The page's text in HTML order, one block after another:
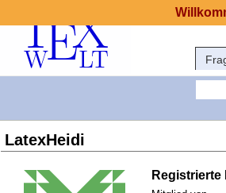
LatexHeidi
Registrierte